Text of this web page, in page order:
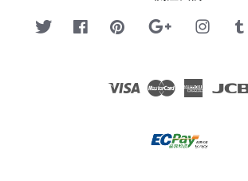
Twitter FacebookPinterest Google
Visa Master